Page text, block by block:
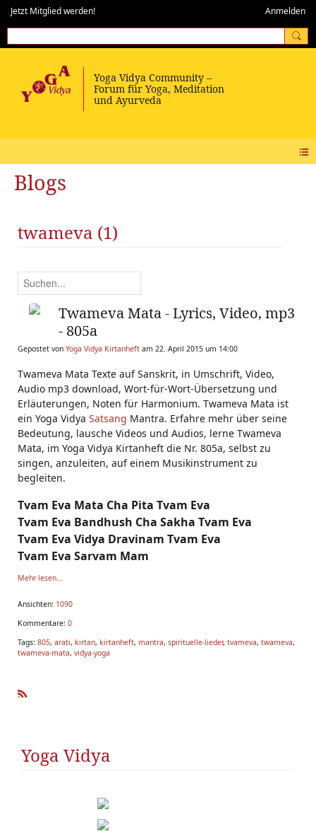
Jetzt Mitglied werden! Anmelden
Blogs
twameva (1)
Twameva Mata - Lyrics, Video, mp3
- 805a
Gepostet von Yoga Vidya Kirtanheft am 22. April 2015 um 14:00
Twameva Mata Texte auf Sanskrit, in Umschrift, Video,
Audio mp3 download, Wort-für-Wort-Übersetzung und
Erläuterungen, Noten für Harmonium. Twameva Mata ist
ein Yoga Vidya Satsang Mantra. Erfahre mehr über seine
Bedeutung, lausche Videos und Audios, lerne Twameva
Mata, im Yoga Vidya Kirtanheft die Nr. 805a, selbst zu
singen, anzuleiten, auf einem Musikinstrument zu
begleiten.
Tvam Eva Mata Cha Pita Tvam Eva
Tvam Eva Bandhush Cha Sakha Tvam Eva
Tvam Eva Vidya Dravinam Tvam Eva
Tvam Eva Sarvam Mam
Mehr lesen...
Ansichten: 1090
Kommentare: 0
Tags: 805, arati, kirtan, kirtanheft, mantra, spirituelle-lieder, tvameva, twameva,
twameva-mata, vidya-yoga
Yoga Vidya